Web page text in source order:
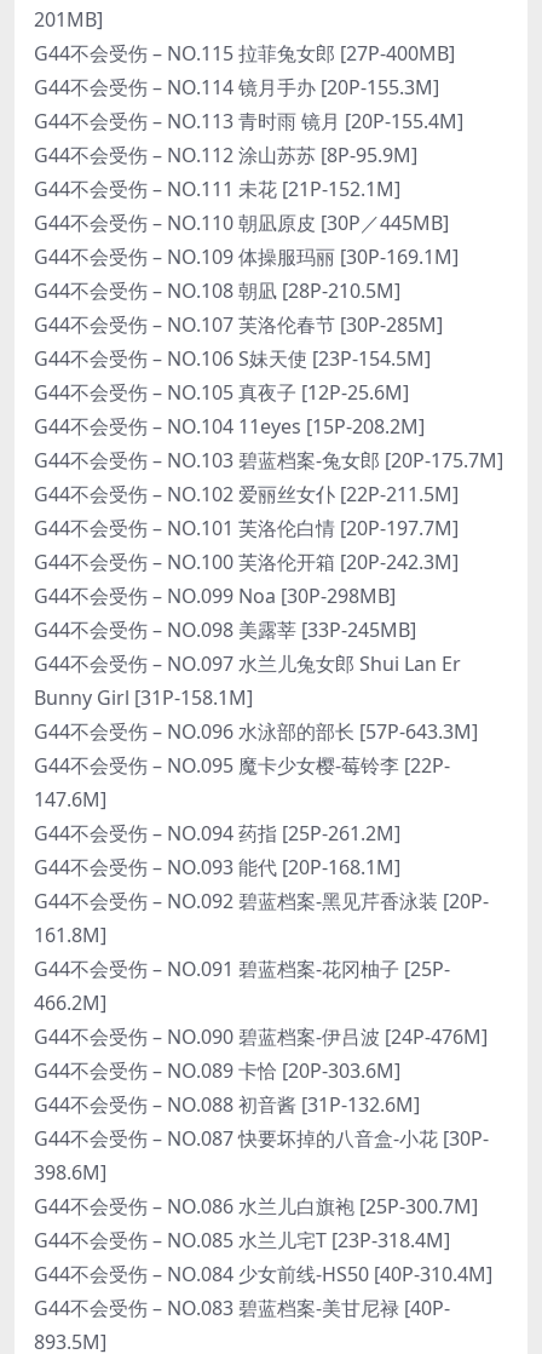
201MB]
G44不会受伤 – NO.115 拉菲兔女郎 [27P-400MB]
G44不会受伤 – NO.114 镜月手办 [20P-155.3M]
G44不会受伤 – NO.113 青时雨 镜月 [20P-155.4M]
G44不会受伤 – NO.112 涂山苏苏 [8P-95.9M]
G44不会受伤 – NO.111 未花 [21P-152.1M]
G44不会受伤 – NO.110 朝凪原皮 [30P／445MB]
G44不会受伤 – NO.109 体操服玛丽 [30P-169.1M]
G44不会受伤 – NO.108 朝凪 [28P-210.5M]
G44不会受伤 – NO.107 芙洛伦春节 [30P-285M]
G44不会受伤 – NO.106 S妹天使 [23P-154.5M]
G44不会受伤 – NO.105 真夜子 [12P-25.6M]
G44不会受伤 – NO.104 11eyes [15P-208.2M]
G44不会受伤 – NO.103 碧蓝档案-兔女郎 [20P-175.7M]
G44不会受伤 – NO.102 爱丽丝女仆 [22P-211.5M]
G44不会受伤 – NO.101 芙洛伦白情 [20P-197.7M]
G44不会受伤 – NO.100 芙洛伦开箱 [20P-242.3M]
G44不会受伤 – NO.099 Noa [30P-298MB]
G44不会受伤 – NO.098 美露莘 [33P-245MB]
G44不会受伤 – NO.097 水兰儿兔女郎 Shui Lan Er
Bunny Girl [31P-158.1M]
G44不会受伤 – NO.096 水泳部的部长 [57P-643.3M]
G44不会受伤 – NO.095 魔卡少女樱-莓铃李 [22P-
147.6M]
G44不会受伤 – NO.094 药指 [25P-261.2M]
G44不会受伤 – NO.093 能代 [20P-168.1M]
G44不会受伤 – NO.092 碧蓝档案-黑见芹香泳装 [20P-
161.8M]
G44不会受伤 – NO.091 碧蓝档案-花冈柚子 [25P-
466.2M]
G44不会受伤 – NO.090 碧蓝档案-伊吕波 [24P-476M]
G44不会受伤 – NO.089 卡恰 [20P-303.6M]
G44不会受伤 – NO.088 初音酱 [31P-132.6M]
G44不会受伤 – NO.087 快要坏掉的八音盒-小花 [30P-
398.6M]
G44不会受伤 – NO.086 水兰儿白旗袍 [25P-300.7M]
G44不会受伤 – NO.085 水兰儿宅T [23P-318.4M]
G44不会受伤 – NO.084 少女前线-HS50 [40P-310.4M]
G44不会受伤 – NO.083 碧蓝档案-美甘尼禄 [40P-
893.5M]